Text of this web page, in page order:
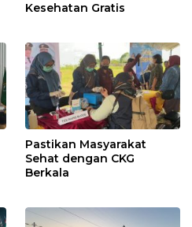
Kesehatan Gratis
Pastikan Masyarakat
Sehat dengan CKG
Berkala